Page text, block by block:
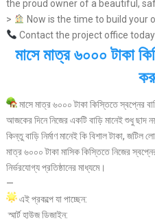
the proud owner of a beautiful,
>
Now is the time to build your
Contact the project office
মাসে মাত্র ৬০০০ টাকা
মাসে মাত্র ৬০০০ টাকা কিস্তিতে স্বপ্নের
আজকের দিনে নিজের একটি বাড়ি মানেই শুধু ছাদ
কিন্তু বাড়ি নির্মাণ মানেই কি বিশাল টাকা,
মাত্র ৬০০০ টাকা মাসিক কিস্তিতে নিজের
নির্ভরযোগ্য প্রতিষ্ঠানের মাধ্যমে।
—
এই প্রকল্পে যা পাচ্ছেন:
স্মার্ট হাউজ ডিজাইন: